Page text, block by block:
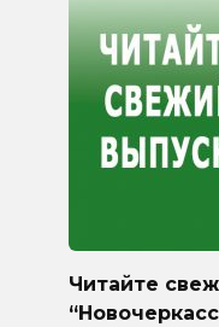
Читайте